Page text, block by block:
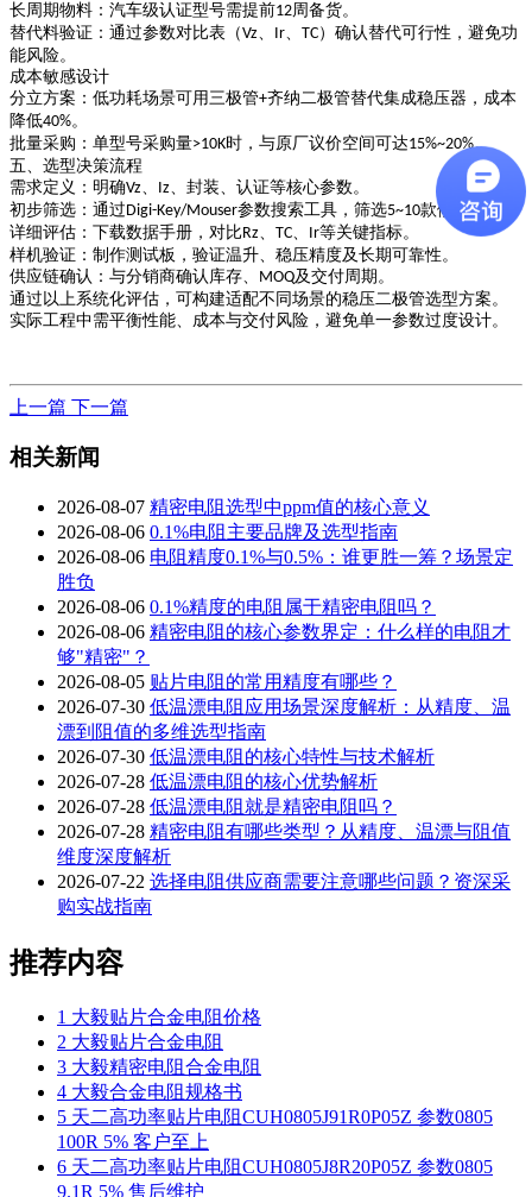
长周期物料 ：汽车级认证型号需提前12周备货。
替代料验证 ：通过参数对比表（Vz Ir TC）确认替代可行性，避免功
能风险。
成本敏感设计
分立方案 ：低功耗场景可用三极管+齐纳二极管替代集成稳压器，成本
降低40%。
批量采购 ：单型号采购量>10K时，与原厂议价空间可达15%~20%。
五、选型决策流程
需求定义 ：明确Vz Iz 、封装、认证等核心参数。
初步筛选 ：通过Digi-Key/Mouser参数搜索工具，筛选5~10款候选型号。
详细评估 ：下载数据手册，对比Rz TC Ir等关键指标。
样机验证 ：制作测试板，验证温升、稳压精度及长期可靠性。
供应链确认 ：与分销商确认库存、 MOQ及交付周期。
通过以上系统化评估，可构建适配不同场景的稳压二极管选型方案。
实际工程中需平衡性能、成本与交付风险，避免单一参数过度设计。
上一篇 下一篇
相关新闻
2026-08-07 精密电阻选型中ppm值的核心意义
2026-08-06 0.1%电阻主要品牌及选型指南
2026-08-06 电阻精度0.1%与0.5%：谁更胜一筹？场景定
胜负
2026-08-06 0.1%精度的电阻属于精密电阻吗？
2026-08-06 精密电阻的核心参数界定：什么样的电阻才
够"精密"？
2026-08-05 贴片电阻的常用精度有哪些？
2026-07-30 低温漂电阻应用场景深度解析：从精度、温
漂到阻值的多维选型指南
2026-07-30 低温漂电阻的核心特性与技术解析
2026-07-28 低温漂电阻的核心优势解析
2026-07-28 低温漂电阻就是精密电阻吗？
2026-07-28 精密电阻有哪些类型？从精度、温漂与阻值
维度深度解析
2026-07-22 选择电阻供应商需要注意哪些问题？资深采
购实战指南
推荐内容
1 大毅贴片合金电阻价格
2 大毅贴片合金电阻
3 大毅精密电阻合金电阻
4 大毅合金电阻规格书
5 天二高功率贴片电阻CUH0805J91R0P05Z 参数0805
100R 5% 客户至上
6 天二高功率贴片电阻CUH0805J8R20P05Z 参数0805
9.1R 5% 售后维护